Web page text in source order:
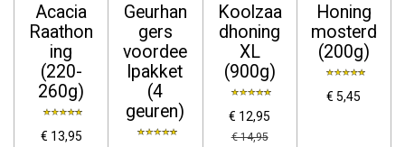
Acacia
Raathon
ing
(220-
260g)
€ 13,95
Geurhan
gers
voordee
lpakket
(4
geuren)
Koolzaa
dhoning
XL
(900g)
€ 12,95
€ 14,95
Honing
mosterd
(200g)
€ 5,45